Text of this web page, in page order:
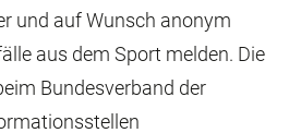
und auf Wunsch anonym
aus dem Sport melden. Die
Bundesverband der